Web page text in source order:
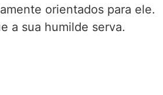
orientados para ele.
a sua humilde serva.